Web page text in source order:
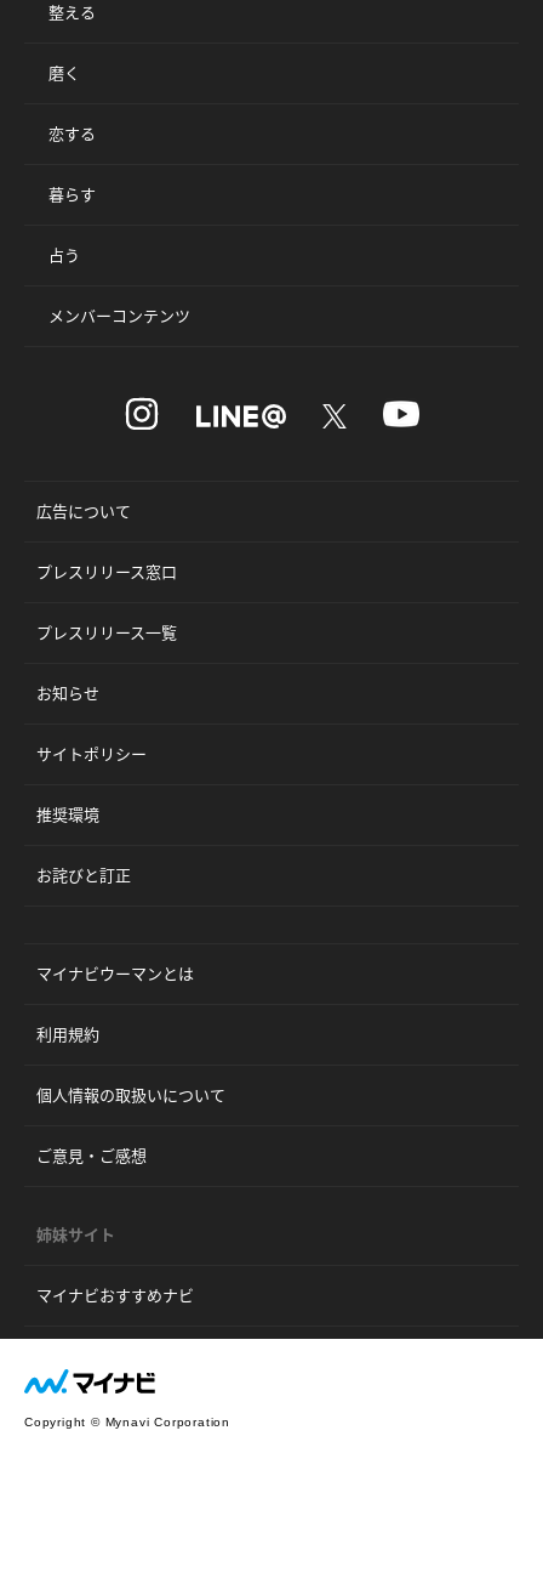
整える
磨く
恋する
暮らす
占う
メンバーコンテンツ
広告について
プレスリリース窓口
プレスリリース一覧
お知らせ
サイトポリシー
推奨環境
お詫びと訂正
マイナビウーマンとは
利用規約
個人情報の取扱いについて
ご意見・ご感想
姉妹サイト
マイナビおすすめナビ
Copyright © Mynavi Corporation